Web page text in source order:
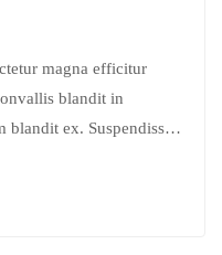
magna efficitur
blandit in
ex. Suspendisse